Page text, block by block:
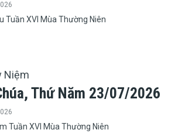
Tuần XVI Mùa Thường Niên
Niệm
Thứ Năm 23/07/2026
Tuần XVI Mùa Thường Niên